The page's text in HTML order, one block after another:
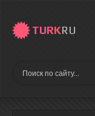
TURKRU